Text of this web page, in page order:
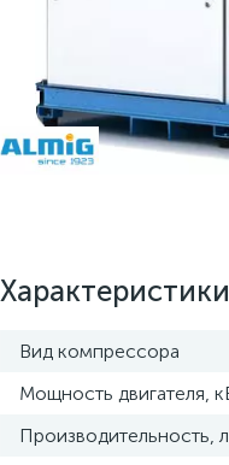
Характеристики
Вид компрессора
Мощность двигателя,
Производительность,